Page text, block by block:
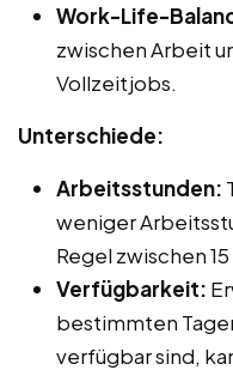
Work-Life-
zwischen Arbeit
Vollzeitjobs.
Unterschiede:
Arbeitsstunden:
weniger
Regel zwischen
Verfügbarkeit:
bestimmten
verfügbar sind,